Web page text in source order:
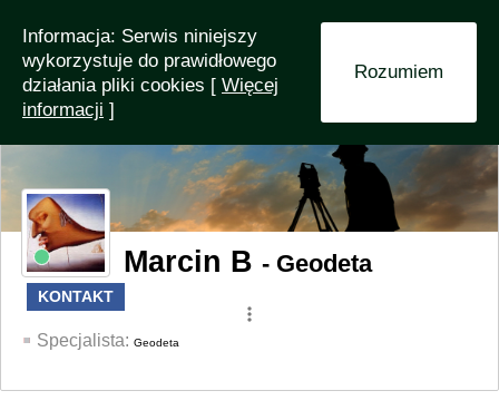
KONTAKT
Marcin B - Geodeta
more_vert
Specjalista: Geodeta
Informacja: Serwis niniejszy
wykorzystuje do prawidłowego
działania pliki cookies [ Więcej
informacji ]
Rozumiem